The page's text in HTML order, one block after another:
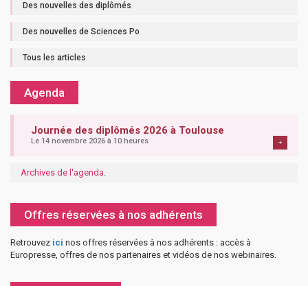
Des nouvelles des diplômés
Des nouvelles de Sciences Po
Tous les articles
Agenda
Journée des diplômés 2026 à Toulouse
Le 14 novembre 2026 à 10 heures +
Archives de l'agenda.
Offres réservées à nos adhérents
Retrouvez ici nos offres réservées à nos adhérents : accès à
Europresse, offres de nos partenaires et vidéos de nos webinaires.